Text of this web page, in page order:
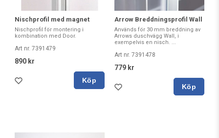
Nischprofil med magnet
Nischprofil för montering i
kombination med Door.
Art nr. 7391479
890 kr
Köp
Arrow Breddningsprofil Wall
Används för 30 mm breddning av
Arrows duschvägg Wall, i
exempelvis en nisch. ...
Art nr. 7391478
779 kr
Köp